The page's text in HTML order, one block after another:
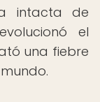
intacta de
el
una fiebre